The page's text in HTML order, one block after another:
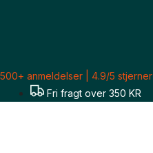
500+ anmeldelser | 4.9/5 stjerner
Fri fragt over 350 KR